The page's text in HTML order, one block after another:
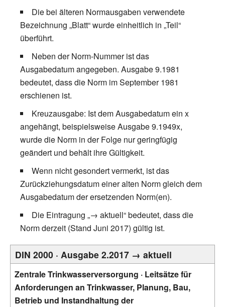
Die bei älteren Normausgaben verwendete
Bezeichnung „Blatt“ wurde einheitlich in „Teil“
überführt.
Neben der Norm-Nummer ist das
Ausgabedatum angegeben. Ausgabe 9.1981
bedeutet, dass die Norm im September 1981
erschienen ist.
Kreuzausgabe: Ist dem Ausgabedatum ein x
angehängt, beispielsweise Ausgabe 9.1949x,
wurde die Norm in der Folge nur geringfügig
geändert und behält ihre Gültigkeit.
Wenn nicht gesondert vermerkt, ist das
Zurückziehungsdatum einer alten Norm gleich dem
Ausgabedatum der ersetzenden Norm(en).
Die Eintragung „→ aktuell“ bedeutet, dass die
Norm derzeit (Stand Juni 2017) gültig ist.
DIN 2000 · Ausgabe 2.2017 → aktuell
Zentrale Trinkwasserversorgung · Leitsätze für
Anforderungen an Trinkwasser, Planung, Bau,
Betrieb und Instandhaltung der